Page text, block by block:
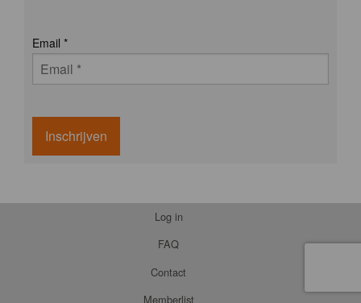
Email *
Inschrijven
Log in
FAQ
Contact
Memberlist